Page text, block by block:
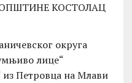
КОСТОЛАЦ
округа
лице“
из Петровца на Млави